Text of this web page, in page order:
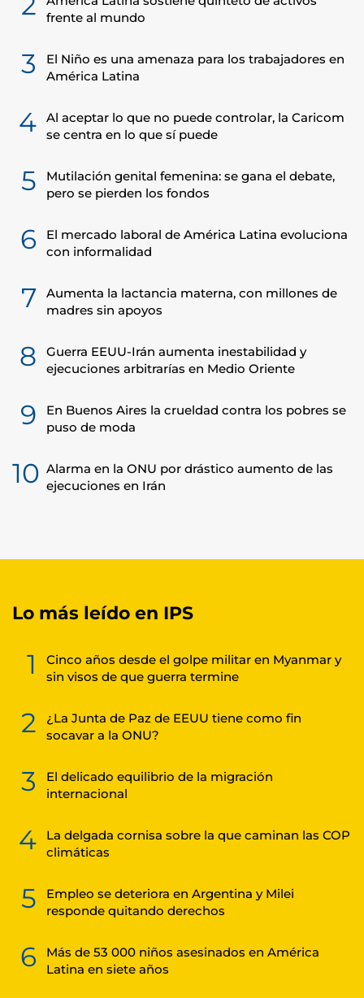
frente al mundo
3
El Niño es una amenaza para los trabajadores en
América Latina
4
Al aceptar lo que no puede controlar, la Caricom
se centra en lo que sí puede
5
Mutilación genital femenina: se gana el debate,
pero se pierden los fondos
6
El mercado laboral de América Latina evoluciona
con informalidad
7
Aumenta la lactancia materna, con millones de
madres sin apoyos
8
Guerra EEUU-Irán aumenta inestabilidad y
ejecuciones arbitrarías en Medio Oriente
9
En Buenos Aires la crueldad contra los pobres se
puso de moda
10 Alarma en la ONU por drástico aumento de las
ejecuciones en Irán
Lo más leído en IPS
1
Cinco años desde el golpe militar en Myanmar y
sin visos de que guerra termine
2
¿La Junta de Paz de EEUU tiene como fin
socavar a la ONU?
3
El delicado equilibrio de la migración
internacional
4
La delgada cornisa sobre la que caminan las COP
climáticas
5
Empleo se deteriora en Argentina y Milei
responde quitando derechos
6
Más de 53 000 niños asesinados en América
Latina en siete años